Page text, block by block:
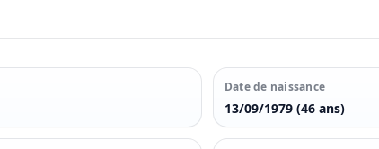
Date de naissance
13/09/1979 (46 ans)